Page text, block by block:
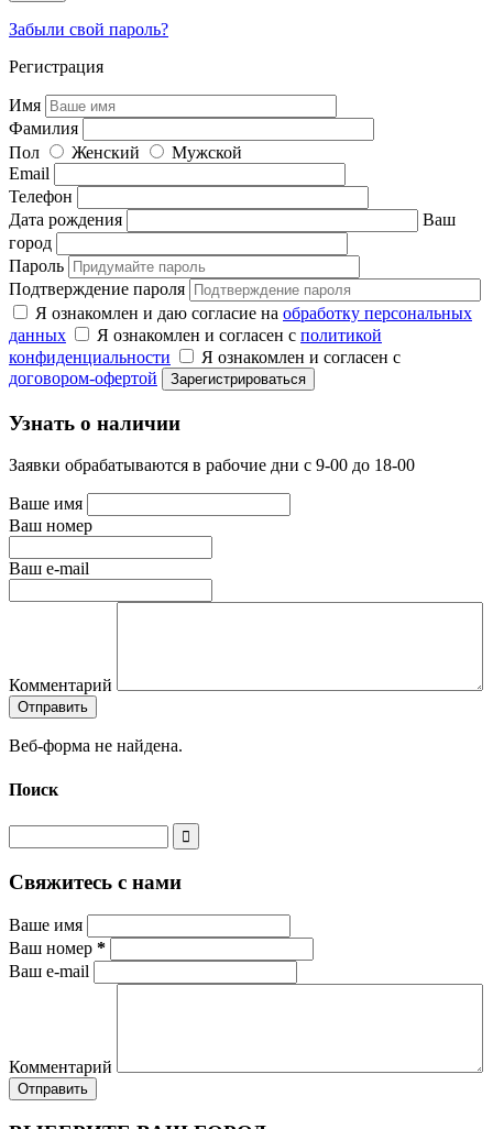
Забыли свой пароль?
Регистрация
Имя
Фамилия
Пол
Женский
Мужской
Email
Телефон
Дата рождения
Ваш
город
Пароль
Подтверждение пароля
Я ознакомлен и даю согласие на обработку персональных
данных
Я ознакомлен и согласен с политикой
конфиденциальности
Я ознакомлен и согласен с
договором-офертой
Узнать о наличии
Заявки обрабатываются в рабочие дни с 9-00 до 18-00
Ваше имя
Ваш номер
Ваш e-mail
Комментарий
Веб-форма не найдена.
Поиск
Свяжитесь с нами
Ваше имя
Ваш номер *
Ваш e-mail
Комментарий